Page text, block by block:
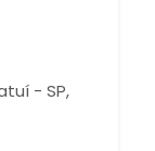
- SP,